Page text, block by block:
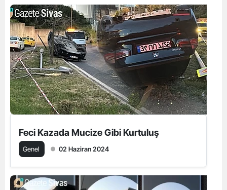
Feci Kazada Mucize Gibi Kurtuluş
Genel 02 Haziran 2024